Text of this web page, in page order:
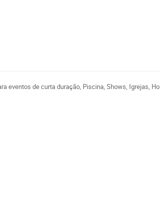
eventos de curta duração, Piscina, Shows, Igrejas,